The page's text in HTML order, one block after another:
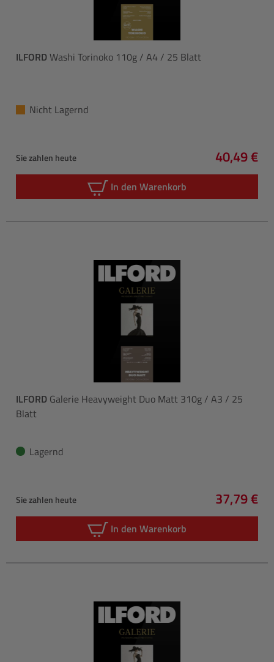
ILFORDWashi Torinoko 110g / A4 / 25 Blatt
Nicht Lagernd
Sie zahlen heute 40,49 €
In den Warenkorb
ILFORD Galerie Heavyweight Duo Matt 310g / A3 / 25
Blatt
Lagernd
Sie zahlen heute 37,79 €
In den Warenkorb